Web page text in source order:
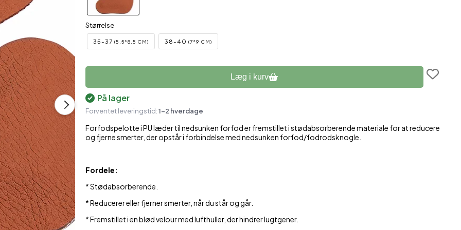
Plastre mod ømhed
Støttestrømper
Størrelse
35-37(5,5*8,5 CM) 38-40 (7*9 CM)
Læg i kurv
På lager
Forventet leveringstid:1-2 hverdage
Forfodspelotte i PU læder til nedsunken forfod er fremstillet i stødabsorberende materiale for at reducere
og fjerne smerter, der opstår i forbindelse med nedsunken forfod/fodrodsknogle.
Fordele:
* Stødabsorberende.
* Reducerer eller fjerner smerter, når du står og går.
* Fremstillet i en blød velour med lufthuller, der hindrer lugtgener.